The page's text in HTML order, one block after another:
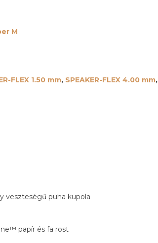
M
FLEX 1.50 mm, SPEAKER-FLEX 4.00 mm,
veszteségű puha kupola
papír és fa rost